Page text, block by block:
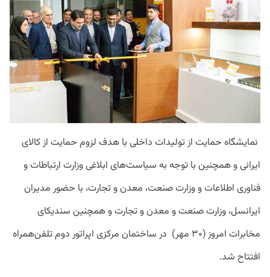
نمایشگاه حمایت از تولیدات داخلی با هدف لزوم حمایت از کالای
ایرانی و همچنین با توجه به سیاست‌های ابلاغی وزارت ارتباطات و
فناوری اطلاعات و وزارت صنعت، معدن و تجارت، با حضور مدیران
ایرانسل، وزارت صنعت و معدن و تجارت و همچنین سندیکای
مخابرات امروز (۳۰ مهر) در ساختمان مرکزی اپراتور دوم تلفن‌همراه
افتتاح شد.